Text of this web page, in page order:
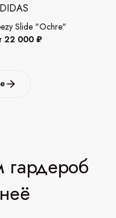
Slide "Ochre"
22 000 ₽